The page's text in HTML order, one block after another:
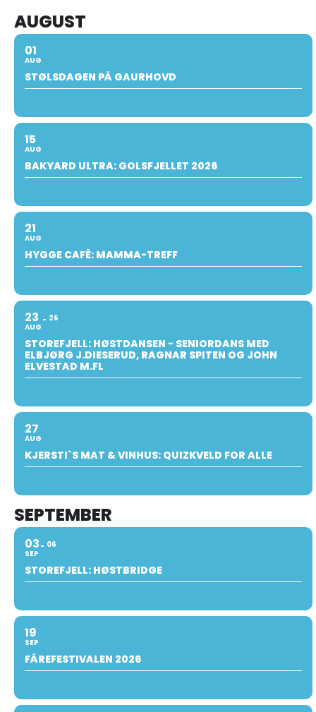
AUGUST
01
AUG
STØLSDAGEN PÅ GAURHOVD
15
AUG
BAKYARD ULTRA: GOLSFJELLET 2026
21
AUG
HYGGE CAFÈ: MAMMA-TREFF
23
AUG
26
STOREFJELL: HØSTDANSEN - SENIORDANS MED
ELBJØRG J.DIESERUD, RAGNAR SPITEN OG JOHN
ELVESTAD M.FL
27
AUG
KJERSTI`S MAT & VINHUS: QUIZKVELD FOR ALLE
SEPTEMBER
03
SEP
06
STOREFJELL: HØSTBRIDGE
19
SEP
FÅREFESTIVALEN 2026